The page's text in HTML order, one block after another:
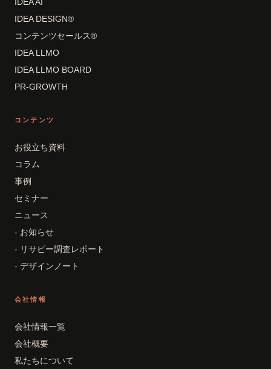
IDEA DESIGN®
コンテンツセールス®
IDEA LLMO
IDEA LLMO BOARD
PR-GROWTH
コンテンツ
お役立ち資料
コラム
事例
セミナー
ニュース
- お知らせ
- リサピー調査レポート
- デザインノート
会社情報
会社情報一覧
会社概要
私たちについて